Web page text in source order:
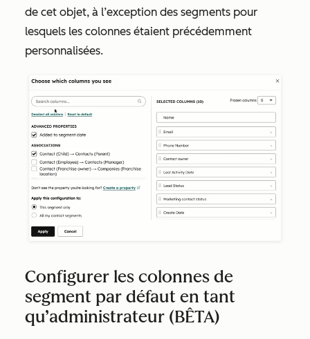
de cet objet, à l’exception des segments pour
lesquels les colonnes étaient précédemment
personnalisées.
Configurer les colonnes de
segment par défaut en tant
qu’administrateur (BÊTA)